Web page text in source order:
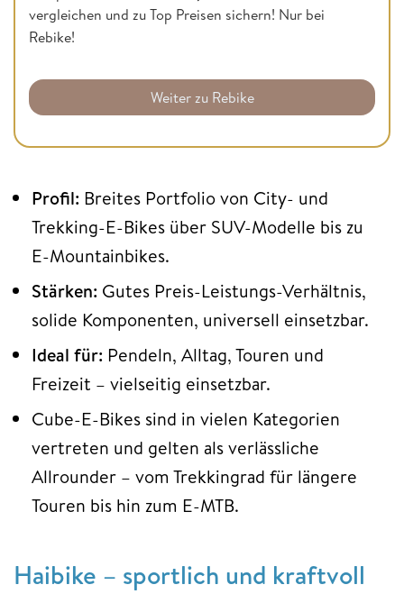
vergleichen und zu Top Preisen sichern! Nur bei
Rebike!
Weiter zu Rebike
Profil: Breites Portfolio von City- und
Trekking-E-Bikes über SUV-Modelle bis zu
E-Mountainbikes.
Stärken: Gutes Preis-Leistungs-Verhältnis,
solide Komponenten, universell einsetzbar.
Ideal für: Pendeln, Alltag, Touren und
Freizeit – vielseitig einsetzbar.
Cube-E-Bikes sind in vielen Kategorien
vertreten und gelten als verlässliche
Allrounder – vom Trekkingrad für längere
Touren bis hin zum E-MTB.
Haibike – sportlich und kraftvoll